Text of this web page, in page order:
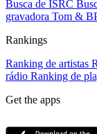
Busca de ISRC
gravadora Tom &
Rankings
Ranking de artistas
rádio Ranking de
Get the apps